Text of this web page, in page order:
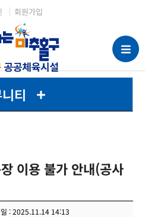
회원가입
티
이용 불가 안내(공사
: 2025.11.14 14:13